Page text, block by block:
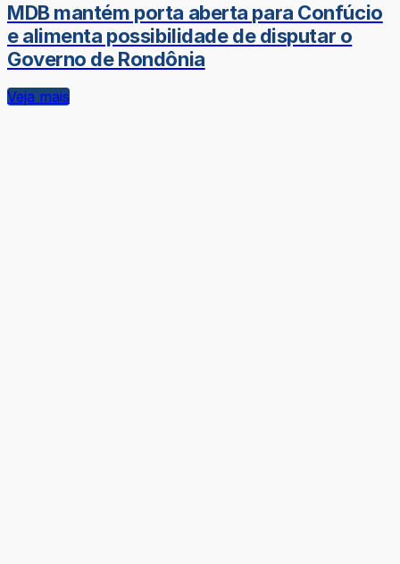
MDB mantém porta aberta para Confúcio
e alimenta possibilidade de disputar o
Governo de Rondônia
Veja mais